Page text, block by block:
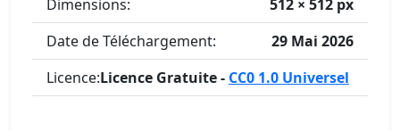
Dimensions:
512 × 512 px
Date de Téléchargement:
29 Mai 2026
Licence:Licence Gratuite - CC0 1.0 Universel